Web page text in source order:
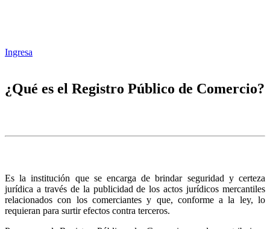
Ingresa
¿Qué es el Registro Público de Comercio?
Es la institución que se encarga de brindar seguridad y certeza
jurídica a través de la publicidad de los actos jurídicos mercantiles
relacionados con los comerciantes y que, conforme a la ley, lo
requieran para surtir efectos contra terceros.